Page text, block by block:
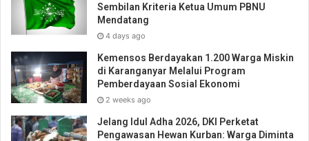
Sembilan Kriteria Ketua Umum PBNU
Mendatang
4 days ago
Kemensos Berdayakan 1.200 Warga Miskin
di Karanganyar Melalui Program
Pemberdayaan Sosial Ekonomi
2 weeks ago
Jelang Idul Adha 2026, DKI Perketat
Pengawasan Hewan Kurban: Warga Diminta